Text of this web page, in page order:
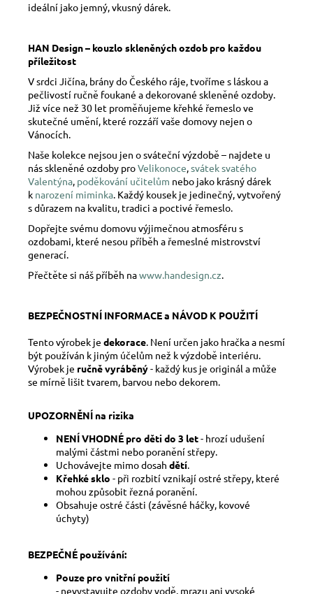
ideální jako jemný, vkusný dárek.
HAN Design – kouzlo skleněných ozdob pro každou
příležitost
V srdci Jičína, brány do Českého ráje, tvoříme s láskou a
pečlivostí ručně foukané a dekorované skleněné ozdoby.
Již více než 30 let proměňujeme křehké řemeslo ve
skutečné umění, které rozzáří vaše domovy nejen o
Vánocích.
Naše kolekce nejsou jen o sváteční výzdobě – najdete u
nás skleněné ozdoby proVelikonoce,svátek svatého
Valentýna, poděkování učitelům nebo jako krásný dárek
k narození miminka. Každý kousek je jedinečný, vytvořený
s důrazem na kvalitu, tradici a poctivé řemeslo.
Dopřejte svému domovu výjimečnou atmosféru s
ozdobami, které nesou příběh a řemeslné mistrovství
generací.
Přečtěte si náš příběh nawww.handesign.cz.
BEZPEČNOSTNÍ INFORMACE a NÁVOD K POUŽITÍ
Tento výrobek je dekorace. Není určen jako hračka a nesmí
být používán k jiným účelům než k výzdobě interiéru.
Výrobek je ručně vyráběný- každý kus je originál a může
se mírně lišit tvarem, barvou nebo dekorem.
UPOZORNĚNÍ na rizika
NENÍ VHODNÉ pro děti do 3 let- hrozí udušení
malými částmi nebo poranění střepy.
Uchovávejte mimo dosah dětí.
Křehké sklo - při rozbití vznikají ostré střepy, které
mohou způsobit řezná poranění.
Obsahuje ostré části (závěsné háčky, kovové
úchyty)
BEZPEČNÉ používání:
Pouze pro vnitřní použití
- nevystavujte ozdoby vodě, mrazu ani vysoké